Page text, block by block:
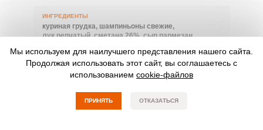
необходимо отварить, грибы и
лук – обжарить.
ИНГРЕДИЕНТЫ
куриная грудка, шампиньоны свежие,
лук репчатый,сметана 26%,сыр пармезан,
50 мин 16542 0
Жульен с курицей и
Мы используем для наилучшего представления нашего сайта.
Продолжая использовать этот сайт, вы соглашаетесь с
использованием cookie-файлов
ПРИНЯТЬ ОТКАЗАТЬСЯ